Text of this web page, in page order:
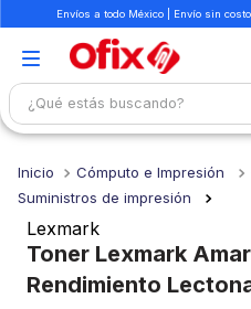
Envíos a todo México | Envío sin
¿Qué estás buscando?
Cómputo e Impresión
Suministros de impresión
Lexmark
Toner Lexmark
Rendimiento
1.
mochilas
libretas
3 .
cuaderno
4.
cuadernos